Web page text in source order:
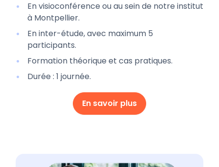
En visioconférence ou au sein de notre institut
à Montpellier.
En inter-étude, avec maximum 5
participants.
Formation théorique et cas pratiques.
Durée : 1 journée.
En savoir plus